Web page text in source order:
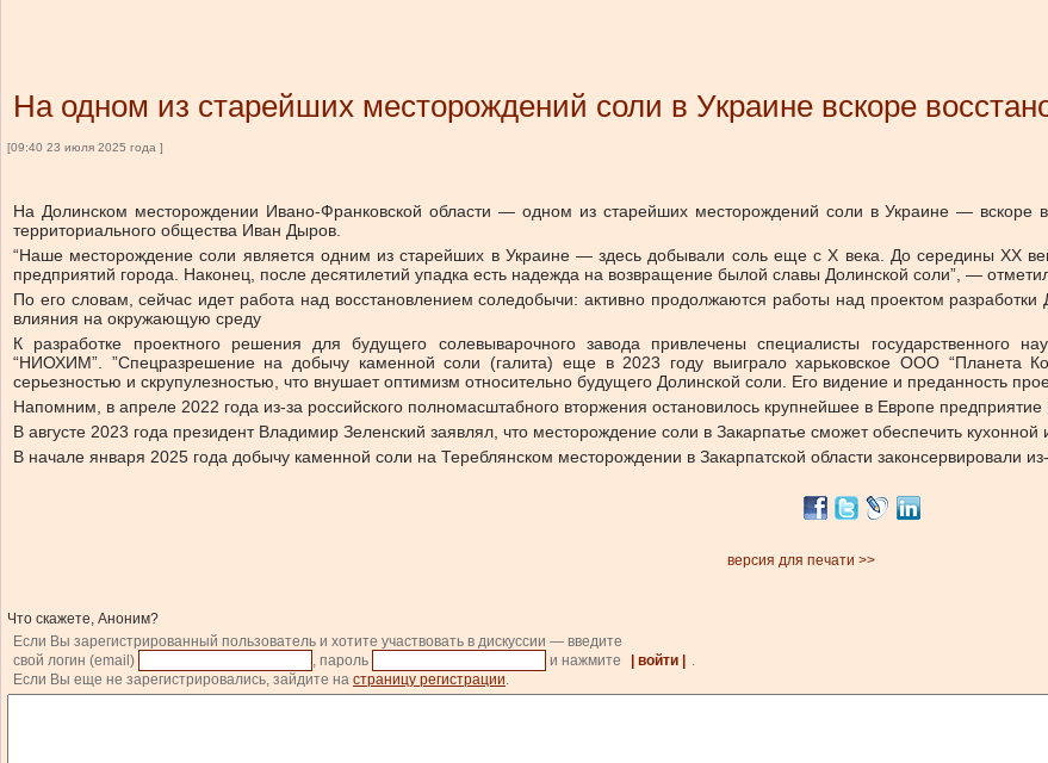
На одном из старейших месторождений соли в Украине вскоре
[09:40 23 июля 2025 года ]
На Долинском месторождении Ивано-Франковской области — одном из старейших месторождений соли в Украине — вскоре
территориального общества Иван Дыров.
“Наше месторождение соли является одним из старейших в Украине — здесь добывали соль еще с Х века. До середины ХХ
предприятий города. Наконец, после десятилетий упадка есть надежда на возвращение былой славы Долинской соли”, —
По его словам, сейчас идет работа над восстановлением соледобычи: активно продолжаются работы над проектом
влияния на окружающую среду
К разработке проектного решения для будущего солевыварочного завода привлечены специалисты государственного
“НИОХИМ”. ”Спецразрешение на добычу каменной соли (галита) еще в 2023 году выиграло харьковское ООО “Планета
серьезностью и скрупулезностью, что внушает оптимизм относительно будущего Долинской соли. Его видение и преданность
Напомним, в апреле 2022 года из-за российского полномасштабного вторжения остановилось крупнейшее в Европе
В августе 2023 года президент Владимир Зеленский заявлял, что месторождение соли в Закарпатье сможет обеспечить кухонной
В начале января 2025 года добычу каменной соли на Тереблянском месторождении в Закарпатской области законсервировали
версия для печати >>
Что скажете, Аноним?
Если Вы зарегистрированный пользователь и хотите участвовать в дискуссии — введите
свой логин (email)
, пароль и нажмите | войти |
.
Если Вы еще не зарегистрировались, зайдите на страницу регистрации.